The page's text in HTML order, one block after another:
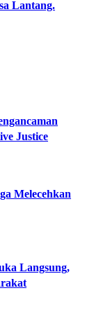
Lantang.
Justice
Melecehkan
Langsung,